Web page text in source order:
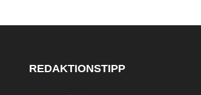
REDAKTIONSTIPP